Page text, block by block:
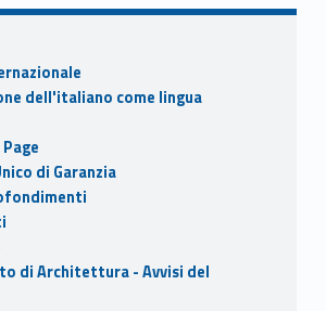
e
dell'italiano come lingua
di Garanzia
di Architettura - Avvisi del